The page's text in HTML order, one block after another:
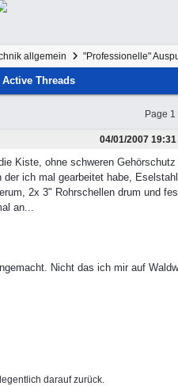
allgemein "Professionelle"
Active Threads
Page 1
04/01/2007 19:31
Kiste, ohne schweren Gehörschutz
ich mal gearbeitet habe,
2x 3" Rohrschellen drum und
an...
Nicht das ich mir auf
darauf zurück.